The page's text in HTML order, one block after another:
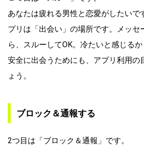
あなたは疲れる男性と恋愛がしたいで
プリは「出会い」の場所です。メッセ
ら、スルーしてOK。冷たいと感じるか
安全に出会うためにも、アプリ利用の
ょう。
​​ブロック＆通報する
2つ目は「ブロック＆通報」です。